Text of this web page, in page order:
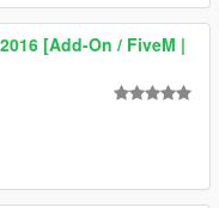
[Add-On / FiveM |